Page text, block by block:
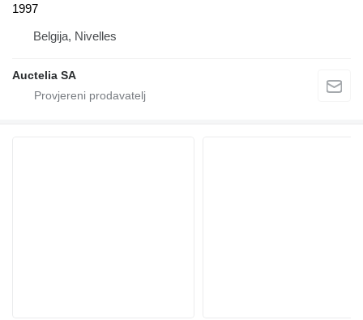
1997
Belgija, Nivelles
Auctelia SA